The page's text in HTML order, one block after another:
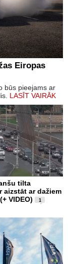
Eiropas
būs pieejams ar
LASĪT VAIRĀK
tilta
aizstāt ar dažiem
VIDEO)
1